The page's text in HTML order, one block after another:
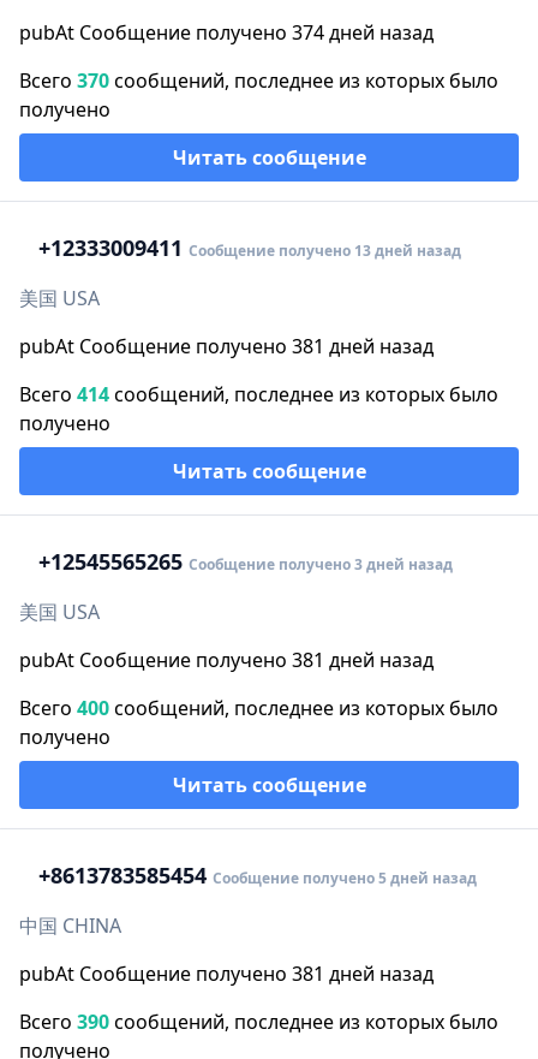
pubAt Сообщение получено 374 дней назад
Всего 370сообщений, последнее из которых было
получено
Читать сообщение
+12333009411 Сообщение получено 13 дней назад
美国 USA
pubAt Сообщение получено 381 дней назад
Всего 414сообщений, последнее из которых было
получено
Читать сообщение
+12545565265 Сообщение получено 3 дней назад
美国 USA
pubAt Сообщение получено 381 дней назад
Всего 400сообщений, последнее из которых было
получено
Читать сообщение
+8613783585454 Сообщение получено 5 дней назад
中国 CHINA
pubAt Сообщение получено 381 дней назад
Всего 390сообщений, последнее из которых было
получено